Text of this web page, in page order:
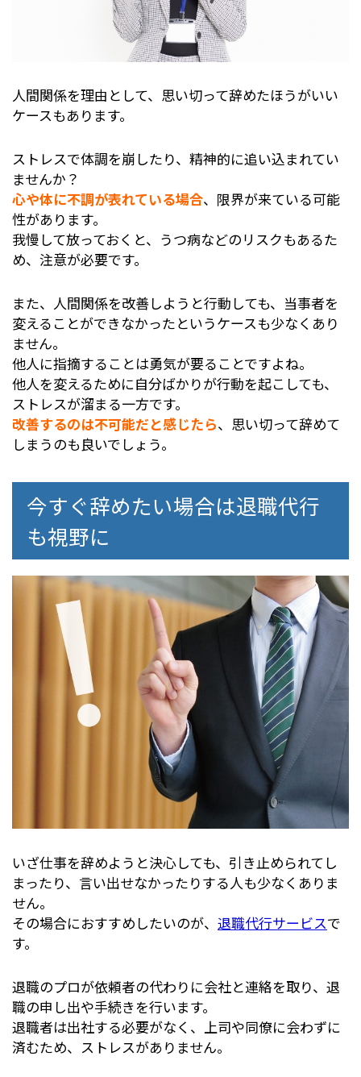
人間関係を理由として、思い切って辞めたほうがいい
ケースもあります。
ストレスで体調を崩したり、精神的に追い込まれてい
ませんか？
心や体に不調が表れている場合、限界が来ている可能
性があります。
我慢して放っておくと、うつ病などのリスクもあるた
め、注意が必要です。
また、人間関係を改善しようと行動しても、当事者を
変えることができなかったというケースも少なくあり
ません。
他人に指摘することは勇気が要ることですよね。
他人を変えるために自分ばかりが行動を起こしても、
ストレスが溜まる一方です。
改善するのは不可能だと感じたら、思い切って辞めて
しまうのも良いでしょう。
今すぐ辞めたい場合は退職代行
も視野に
いざ仕事を辞めようと決心しても、引き止められてし
まったり、言い出せなかったりする人も少なくありま
せん。
その場合におすすめしたいのが、 退職代行サービスで
す。
退職のプロが依頼者の代わりに会社と連絡を取り、退
職の申し出や手続きを行います。
退職者は出社する必要がなく、上司や同僚に会わずに
済むため、ストレスがありません。